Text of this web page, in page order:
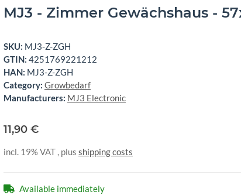
MJ3 - Zimmer Gewächshaus -
SKU: MJ3-Z-ZGH
GTIN: 4251769221212
HAN: MJ3-Z-ZGH
Category: Growbedarf
Manufacturers: MJ3 Electronic
11,90 €
incl. 19% VAT , plus shipping costs
Available immediately